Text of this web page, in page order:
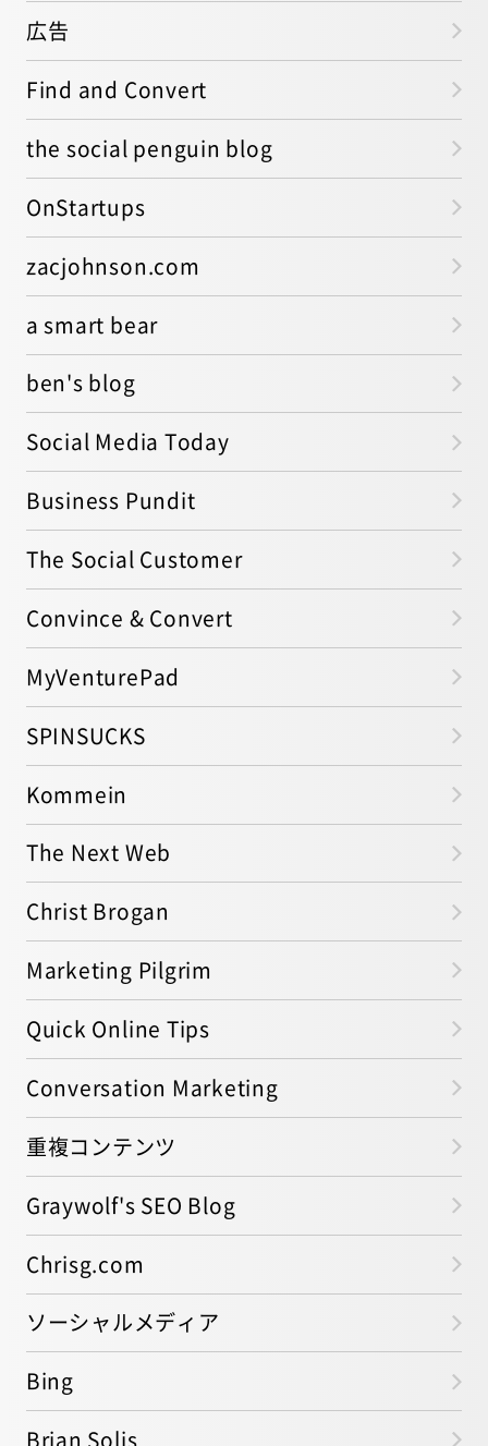
広告
Find and Convert
the social penguin blog
OnStartups
zacjohnson.com
a smart bear
ben's blog
Social Media Today
Business Pundit
The Social Customer
Convince & Convert
MyVenturePad
SPINSUCKS
Kommein
The Next Web
Christ Brogan
Marketing Pilgrim
Quick Online Tips
Conversation Marketing
重複コンテンツ
Graywolf's SEO Blog
Chrisg.com
ソーシャルメディア
Bing
Brian Solis